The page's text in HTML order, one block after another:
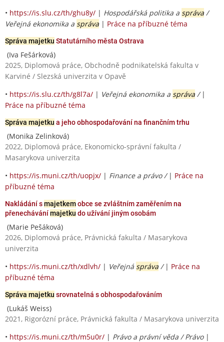
• https://is.slu.cz/th/ghu8y/ | Hospodářská politika a správa /
Veřejná ekonomika a správa | Práce na příbuzné téma
Správa majetku Statutárního města Ostrava
(Iva Fešárková)
2025, Diplomová práce, Obchodně podnikatelská fakulta v
Karviné / Slezská univerzita v Opavě
• https://is.slu.cz/th/g8l7a/ | Veřejná ekonomika a správa / |
Práce na příbuzné téma
Správa majetku a jeho obhospodařování na finančním trhu
(Monika Zelinková)
2022, Diplomová práce, Ekonomicko-správní fakulta /
Masarykova univerzita
• https://is.muni.cz/th/uopjx/ | Finance a právo / | Práce na
příbuzné téma
Nakládání smajetkemobce se zvláštním zaměřením na
přenechávánímajetku do užívání jiným osobám
(Marie Pešáková)
2026, Diplomová práce, Právnická fakulta / Masarykova
univerzita
• https://is.muni.cz/th/xdlvh/ | Veřejná správa / | Práce na
příbuzné téma
Správa majetku srovnatelná s obhospodařováním
(Lukáš Weiss)
2021, Rigorózní práce, Právnická fakulta / Masarykova univerzita
• https://is.muni.cz/th/m5u0r/ | Právo a právní věda / Právo|